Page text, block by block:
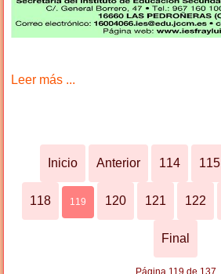
Leer más ...
Inicio Anterior 114 115
118 119 120 121 122
Final
Página 119 de 137